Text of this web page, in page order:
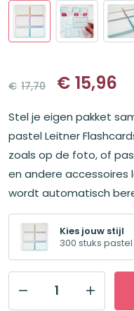
€ 17,70
Oorspronkelijke
prijs
was:
€17,70.
€ 15,96
Huidige
prijs
is:
€15,96.
Stel je eigen pakket
pastel Leitner
zoals op de foto, of
en andere accessoires
wordt automatisch
Kies jouw stijl
300 stuks pastel